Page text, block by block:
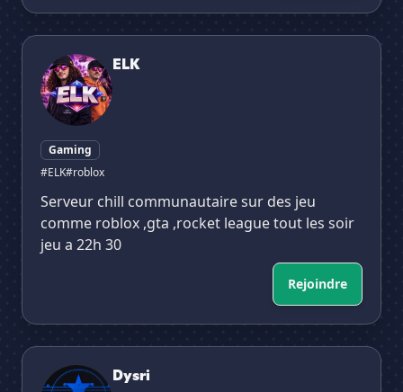
ELK
ELK
Gaming
#ELK#roblox
Serveur chill communautaire sur des jeu
comme roblox ,gta ,rocket league tout les soir
jeu a 22h 30
Rejoindre
Dysri
Dysri